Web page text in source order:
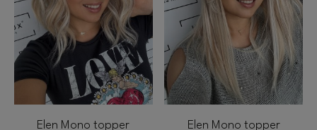
Elen Mono topper
Elen Mono topper